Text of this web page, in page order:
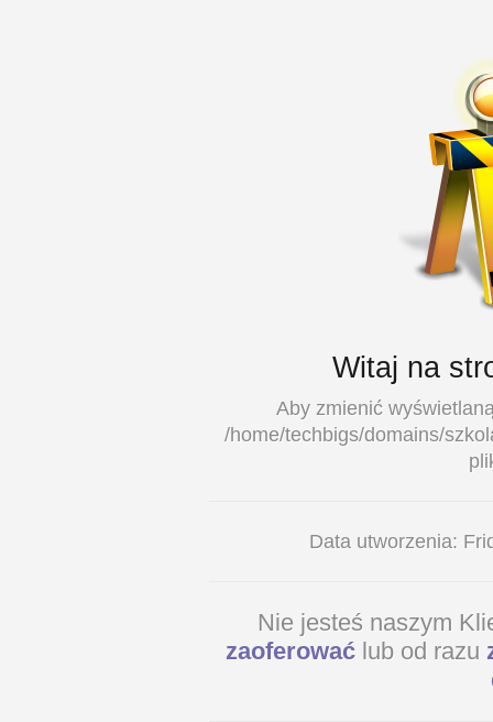
Witaj na
Aby zmienić
/home/techbigs/domains/
Data utworzenia:
Nie jesteś naszym
zaoferować lub od razu